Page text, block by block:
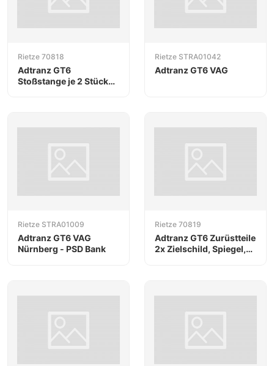
Rietze 70818
Adtranz GT6
Stoßstange je 2 Stück
Rietze STRA01042
Adtranz GT6 VAG
Rietze STRA01009
Adtranz GT6 VAG
Nürnberg - PSD Bank
Rietze 70819
Adtranz GT6 Zurüstteile
2x Zielschild, Spiegel,